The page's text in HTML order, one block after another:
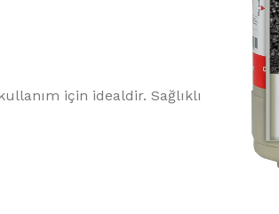
için idealdir. Sağlıklı